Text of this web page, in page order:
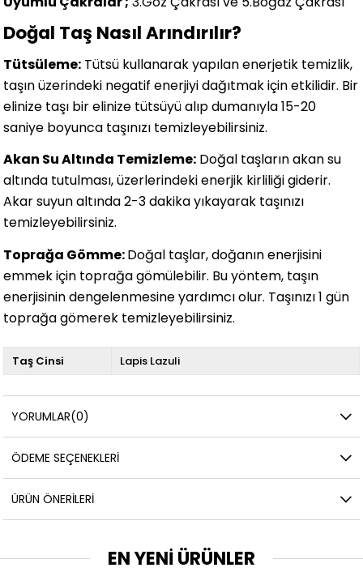
Doğal Taş Nasıl Arındırılır?
Tütsüleme: Tütsü kullanarak yapılan enerjetik temizlik,
taşın üzerindeki negatif enerjiyi dağıtmak için etkilidir. Bir
elinize taşı bir elinize tütsüyü alıp dumanıyla 15-20
saniye boyunca taşınızı temizleyebilirsiniz.
Akan Su Altında Temizleme: Doğal taşların akan su
altında tutulması, üzerlerindeki enerjik kirliliği giderir.
Akar suyun altında 2-3 dakika yıkayarak taşınızı
temizleyebilirsiniz.
Toprağa Gömme:Doğal taşlar, doğanın enerjisini
emmek için toprağa gömülebilir. Bu yöntem, taşın
enerjisinin dengelenmesine yardımcı olur. Taşınızı 1 gün
toprağa gömerek temizleyebilirsiniz.
Taş Cinsi Lapis Lazuli
YORUMLAR(0)
ÖDEME SEÇENEKLERI
ÜRÜN ÖNERILERI
EN YENİ ÜRÜNLER